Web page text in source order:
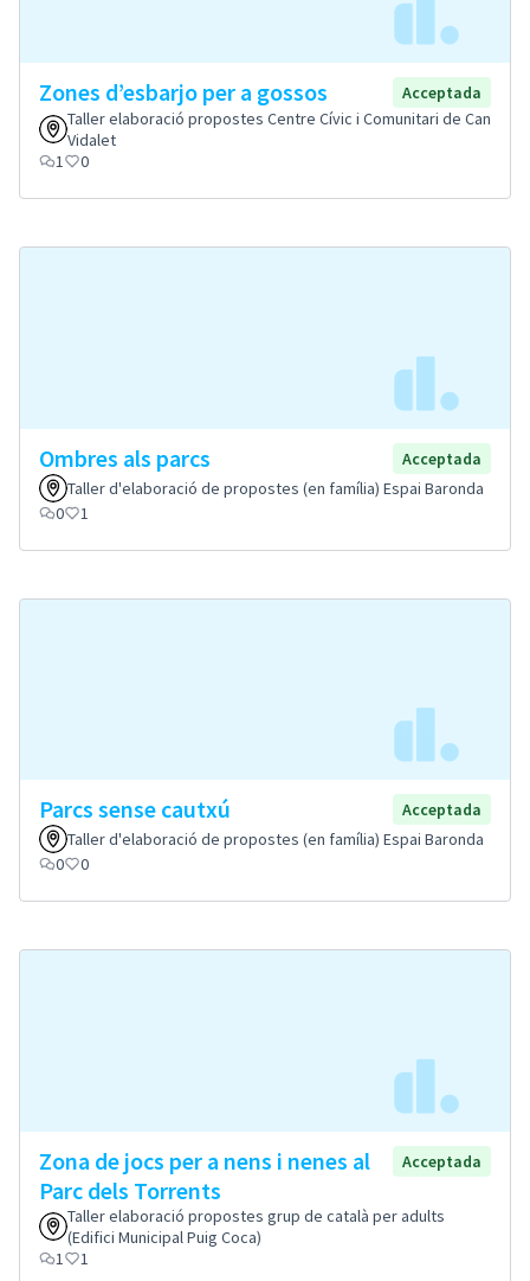
Zones d’esbarjo per a gossos
Acceptada
Taller elaboració propostes Centre Cívic i Comunitari de Can
Vidalet
1
0
Ombres als parcs
Acceptada
Taller d'elaboració de propostes (en família) Espai Baronda
0
1
Parcs sense cautxú
Acceptada
Taller d'elaboració de propostes (en família) Espai Baronda
0
0
Zona de jocs per a nens i nenes al
Parc dels Torrents
Acceptada
Taller elaboració propostes grup de català per adults
(Edifici Municipal Puig Coca)
1
1